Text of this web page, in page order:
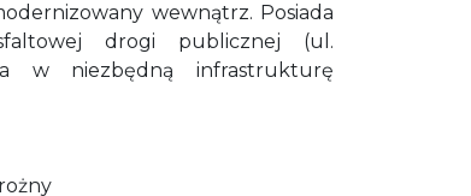
wewnątrz. Posiada
drogi publicznej (ul.
w niezbędną infrastrukturę